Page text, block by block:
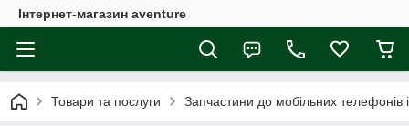
Інтернет-магазин aventure
Товари та послуги Запчастини до мобільних телефонів